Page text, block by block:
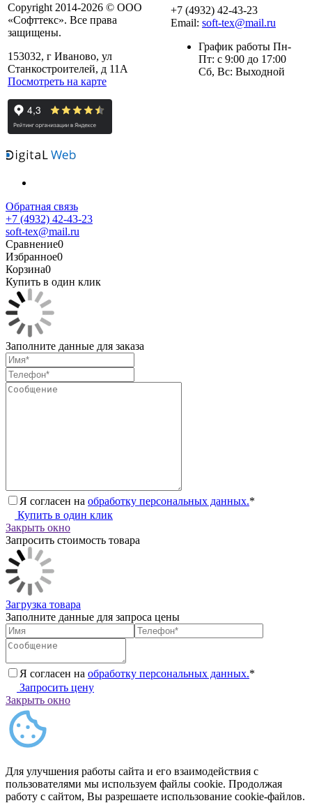
Copyright 2014-2026 © ООО
«Софттекс». Все права
защищены.
153032, г Иваново, ул
Станкостроителей, д 11А
Посмотреть на карте
+7 (4932) 42-43-23
Email: soft-tex@mail.ru
График работы Пн-
Пт: с 9:00 до 17:00
Сб, Вс: Выходной
Обратная связь
+7 (4932) 42-43-23
soft-tex@mail.ru
Сравнение0
Избранное0
Корзина0
Купить в один клик
Заполните данные для заказа
Я согласен на обработку персональных данных.*
Купить в один клик
Закрыть окно
Запросить стоимость товара
Загрузка товара
Заполните данные для запроса цены
Я согласен на обработку персональных данных.*
Запросить цену
Закрыть окно
Для улучшения работы сайта и его взаимодействия с
пользователями мы используем файлы cookie. Продолжая
работу с сайтом, Вы разрешаете использование cookie-файлов.